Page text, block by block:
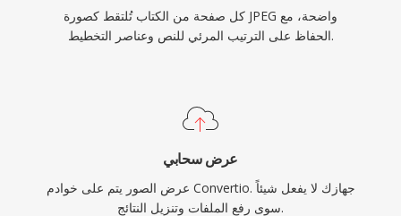
كل صفحة من الكتاب تُلتقط كصورة JPEG واضحة، مع
الحفاظ على الترتيب المرئي للنص وعناصر التخطيط.
عرض سحابي
عرض الصور يتم على خوادم Convertio. جهازك لا يفعل شيئاً
سوى رفع الملفات وتنزيل النتائج.